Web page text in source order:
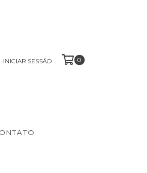
INICIAR SESSÃO 0